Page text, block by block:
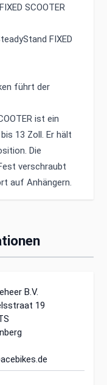
SCOOTER
FIXED
führt der
ist ein
13 Zoll. Er hält
Die
verschraubt
auf Anhängern.
B.V.
19